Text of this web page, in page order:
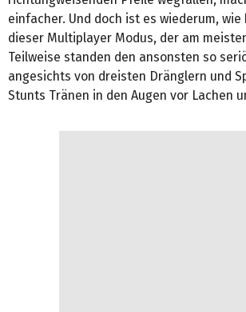
einfacher. Und doch ist es wiederum, wie
dieser Multiplayer Modus, der am
Teilweise standen den ansonsten so
angesichts von dreisten Dränglern und
Stunts Tränen in den Augen vor Lachen